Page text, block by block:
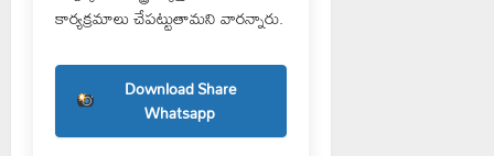
కార్యక్రమాలు చేపట్టుతామని వారన్నారు.
Download Share
Whatsapp